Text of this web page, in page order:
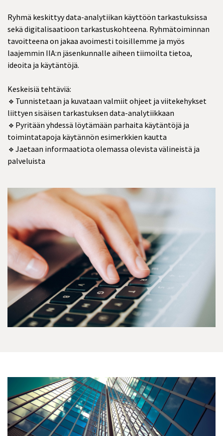
Ryhmä keskittyy data-analytiikan käyttöön tarkastuksissa
sekä digitalisaatioon tarkastuskohteena. Ryhmätoiminnan
tavoitteena on jakaa avoimesti toisillemme ja myös
laajemmin IIA:n jäsenkunnalle aiheen tiimoilta tietoa,
ideoita ja käytäntöjä.
Keskeisiä tehtäviä:
🔹Tunnistetaan ja kuvataan valmiit ohjeet ja viitekehykset
liittyen sisäisen tarkastuksen data-analytiikkaan
🔹Pyritään yhdessä löytämään parhaita käytäntöjä ja
toimintatapoja käytännön esimerkkien kautta
🔹Jaetaan informaatiota olemassa olevista välineistä ja
palveluista